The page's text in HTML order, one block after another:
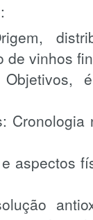
de vinhos
aspectos